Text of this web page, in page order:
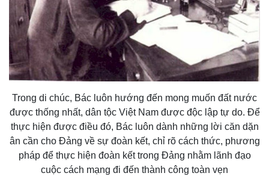
Trong di chúc, Bác luôn hướng đến mong muốn đất nước
được thống nhất, dân tộc Việt Nam được độc lập tự do. Để
thực hiện được điều đó, Bác luôn dành những lời căn dặn
ân cần cho Đảng về sự đoàn kết, chỉ rõ cách thức, phương
pháp để thực hiện đoàn kết trong Đảng nhằm lãnh đạo
cuộc cách mạng đi đến thành công toàn vẹn